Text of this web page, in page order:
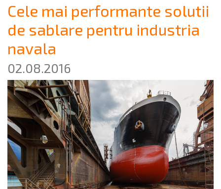
Cele mai performante solutii
de sablare pentru industria
navala
02.08.2016